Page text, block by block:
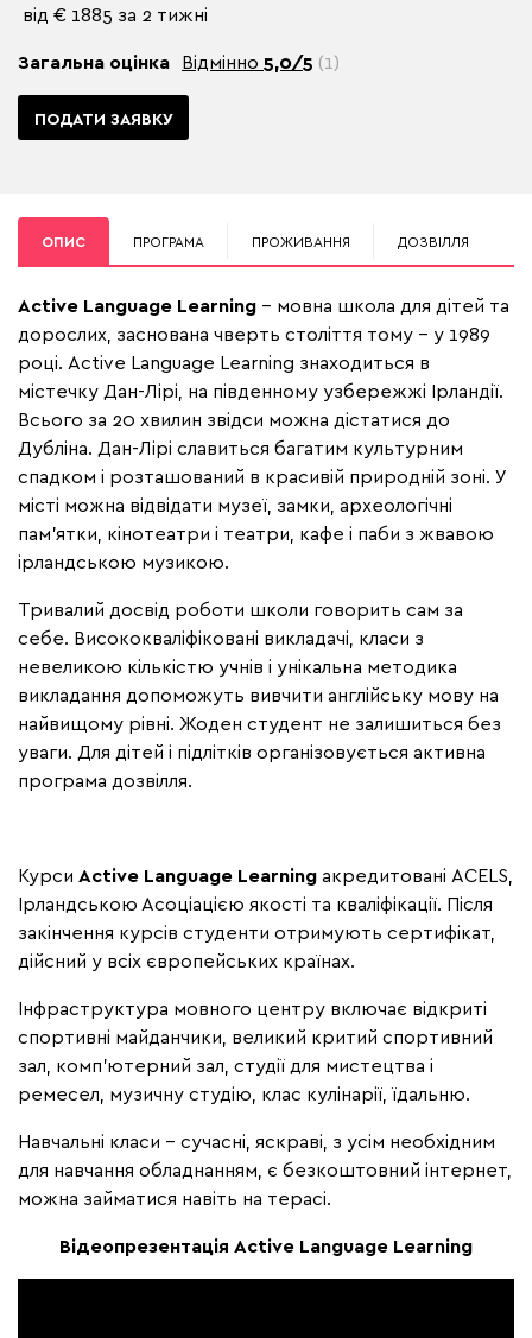
від € 1885 за 2 тижні
Загальна оцінка Відмінно 5,0/5 (1)
ПОДАТИ ЗАЯВКУ
ОПИС ПРОГРАМА ПРОЖИВАННЯ ДОЗВІЛЛЯ
Active Language Learning – мовна школа для дітей та
дорослих, заснована чверть століття тому – у 1989
році. Active Language Learning знаходиться в
містечку Дан-Лірі, на південному узбережжі Ірландії.
Всього за 20 хвилин звідси можна дістатися до
Дубліна. Дан-Лірі славиться багатим культурним
спадком і розташований в красивій природній зоні. У
місті можна відвідати музеї, замки, археологічні
пам'ятки, кінотеатри і театри, кафе і паби з жвавою
ірландською музикою.
Тривалий досвід роботи школи говорить сам за
себе. Висококваліфіковані викладачі, класи з
невеликою кількістю учнів і унікальна методика
викладання допоможуть вивчити англійську мову на
найвищому рівні. Жоден студент не залишиться без
уваги. Для дітей і підлітків організовується активна
програма дозвілля.
Курси Active Language Learning акредитовані ACELS,
Ірландською Асоціацією якості та кваліфікації. Після
закінчення курсів студенти отримують сертифікат,
дійсний у всіх європейських країнах.
Інфраструктура мовного центру включає відкриті
спортивні майданчики, великий критий спортивний
зал, комп'ютерний зал, студії для мистецтва і
ремесел, музичну студію, клас кулінарії, їдальню.
Навчальні класи - сучасні, яскраві, з усім необхідним
для навчання обладнанням, є безкоштовний інтернет,
можна займатися навіть на терасі.
Відеопрезентація Active Language Learning